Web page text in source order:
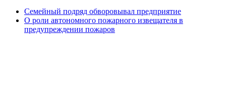
Семейный подряд обворовывал предприятие
О роли автономного пожарного извещателя в
предупреждении пожаров